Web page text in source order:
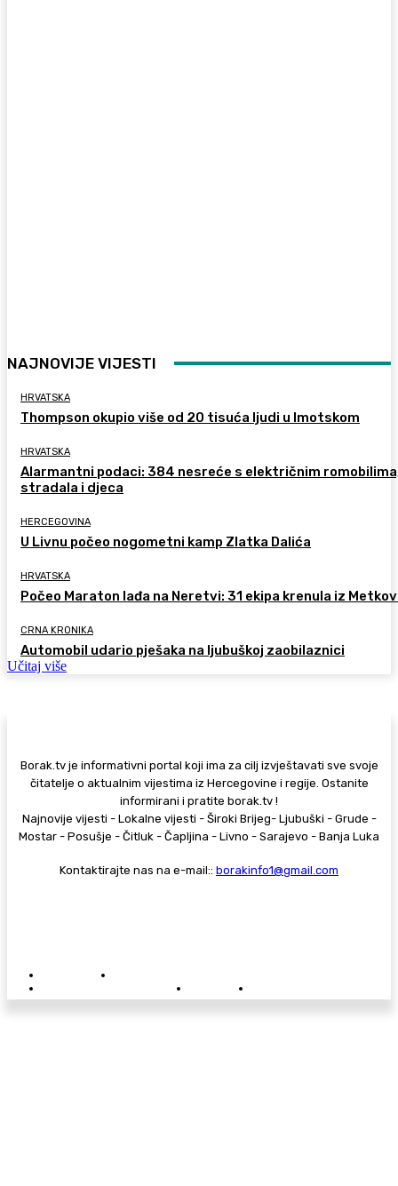
NAJNOVIJE VIJESTI
HRVATSKA
Thompson okupio više od 20 tisuća ljudi u Imotskom
HRVATSKA
Alarmantni podaci: 384 nesreće s električnim
stradala i djeca
HERCEGOVINA
U Livnu počeo nogometni kamp Zlatka Dalića
HRVATSKA
Počeo Maraton lađa na Neretvi: 31 ekipa krenula iz
CRNA KRONIKA
Automobil udario pješaka na ljubuškoj zaobilaznici
Učitaj više
Borak.tv je informativni portal koji ima za cilj izvještavati sve svoje
čitatelje o aktualnim vijestima iz Hercegovine i regije. Ostanite
informirani i pratite borak.tv !
Najnovije vijesti - Lokalne vijesti - Široki Brijeg- Ljubuški - Grude -
Mostar - Posušje - Čitluk - Čapljina - Livno - Sarajevo - Banja Luka
Kontaktirajte nas na e-mail:: borakinfo1@gmail.com